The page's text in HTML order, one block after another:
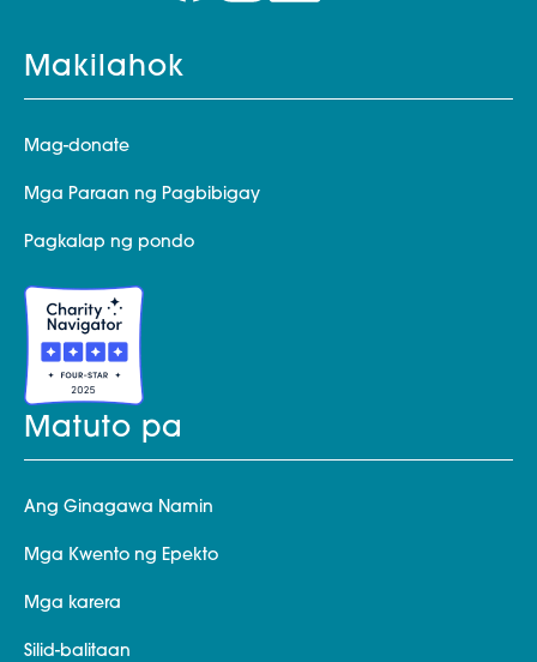
Makilahok
Mag-donate
Mga Paraan ng Pagbibigay
Pagkalap ng pondo
Matuto pa
Ang Ginagawa Namin
Mga Kwento ng Epekto
Mga karera
Silid-balitaan